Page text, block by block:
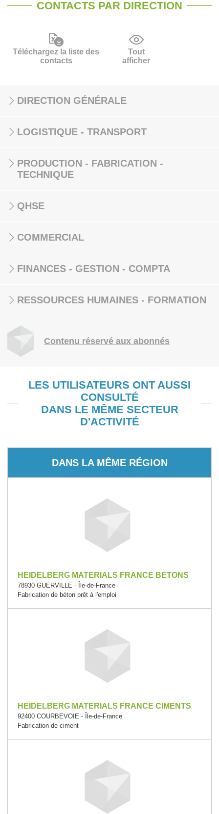
CONTACTS PAR DIRECTION
Téléchargez la liste des
contacts
Tout
afficher
DIRECTION GÉNÉRALE
LOGISTIQUE - TRANSPORT
PRODUCTION - FABRICATION -
TECHNIQUE
QHSE
COMMERCIAL
FINANCES - GESTION - COMPTA
RESSOURCES HUMAINES - FORMATION
Contenu réservé aux abonnés
LES UTILISATEURS ONT AUSSI
CONSULTÉ
DANS LE MÊME SECTEUR
D'ACTIVITÉ
DANS LA MÊME RÉGION
HEIDELBERG MATERIALS FRANCE BETONS
78930 GUERVILLE - Île-de-France
Fabrication de béton prêt à l'emploi
HEIDELBERG MATERIALS FRANCE CIMENTS
92400 COURBEVOIE - Île-de-France
Fabrication de ciment